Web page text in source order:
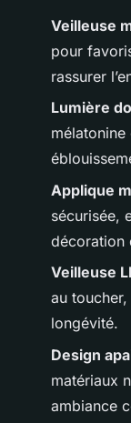
Veilleuse
pour
rassurer
Lumière
Applique
sécurisée,
décoration
Veilleuse
au
longévité.
Design
matériaux
ambiance